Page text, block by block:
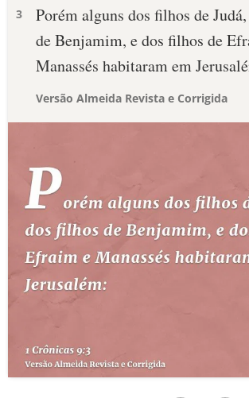
3
Porém alguns dos filhos de
de Benjamim, e dos filhos de
Manassés habitaram em
Versão Almeida Revista e Corrigida